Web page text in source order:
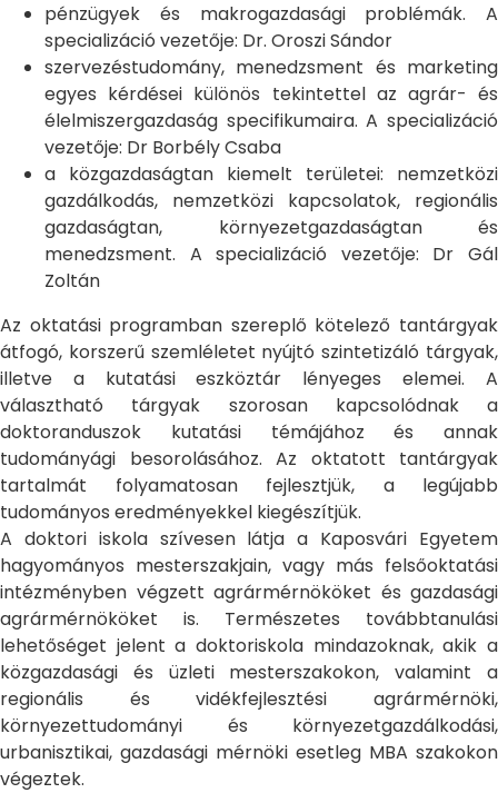
pénzügyek és makrogazdasági problémák. A
specializáció vezetője: Dr. Oroszi Sándor
szervezéstudomány, menedzsment és marketing
egyes kérdései különös tekintettel az agrár- és
élelmiszergazdaság specifikumaira. A specializáció
vezetője: Dr Borbély Csaba
a közgazdaságtan kiemelt területei: nemzetközi
gazdálkodás, nemzetközi kapcsolatok, regionális
gazdaságtan, környezetgazdaságtan és
menedzsment. A specializáció vezetője: Dr Gál
Zoltán
Az oktatási programban szereplő kötelező tantárgyak
átfogó, korszerű szemléletet nyújtó szintetizáló tárgyak,
illetve a kutatási eszköztár lényeges elemei. A
választható tárgyak szorosan kapcsolódnak a
doktoranduszok kutatási témájához és annak
tudományági besorolásához. Az oktatott tantárgyak
tartalmát folyamatosan fejlesztjük, a legújabb
tudományos eredményekkel kiegészítjük.
A doktori iskola szívesen látja a Kaposvári Egyetem
hagyományos mesterszakjain, vagy más felsőoktatási
intézményben végzett agrármérnököket és gazdasági
agrármérnököket is. Természetes továbbtanulási
lehetőséget jelent a doktoriskola mindazoknak, akik a
közgazdasági és üzleti mesterszakokon, valamint a
regionális és vidékfejlesztési agrármérnöki,
környezettudományi és környezetgazdálkodási,
urbanisztikai, gazdasági mérnöki esetleg MBA szakokon
végeztek.